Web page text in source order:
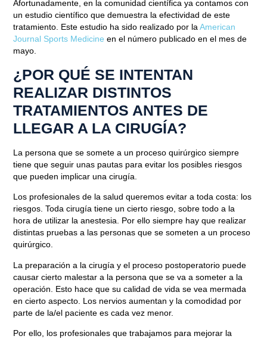
Afortunadamente,en la comunidad científica ya contamos con
un estudio científico que demuestra la efectividad de este
tratamiento. Este estudio ha sido realizado por laAmerican
Journal Sports Medicine en el número publicado en el mes de
mayo.
¿POR QUÉ SE INTENTAN
REALIZAR DISTINTOS
TRATAMIENTOS ANTES DE
LLEGAR A LA CIRUGÍA?
La persona que se somete a un proceso quirúrgico siempre
tiene que seguir unas pautas para evitar los posibles riesgos
que pueden implicar una cirugía.
Los profesionales de la saludqueremos evitar a toda costa: los
riesgos . Toda cirugía tiene un cierto riesgo, sobre todo a la
hora de utilizar la anestesia. Por ello siempre hay que realizar
distintas pruebas a las personas que se someten a un proceso
quirúrgico.
La preparación a la cirugía y el proceso postoperatorio puede
causar cierto malestar a la persona que se va a someter a la
operación. Esto hace que su calidad de vida se vea mermada
en cierto aspecto. Los nervios aumentan y la comodidad por
parte de la/el paciente es cada vez menor.
Por ello, los profesionales que trabajamos para mejorar la